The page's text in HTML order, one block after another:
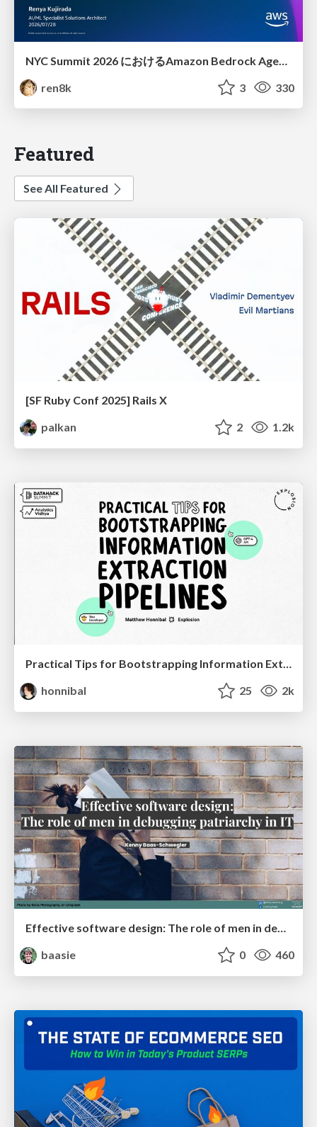
ren8k
3 330
Featured
See All Featured
[SF Ruby Conf 2025] Rails X
palkan
2 1.2k
Practical Tips for Bootstrapping Information Extraction Pipelines
honnibal
25 2k
baasie
0 460